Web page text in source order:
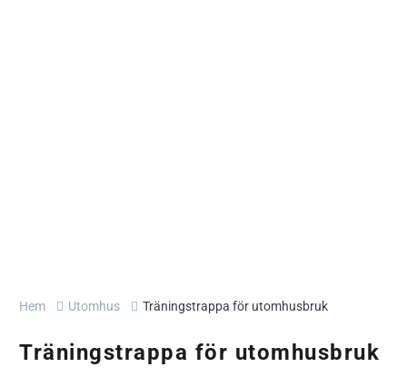
Hem Utomhus Träningstrappa för utomhusbruk
Träningstrappa för utomhusbruk